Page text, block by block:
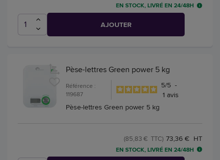
EN STOCK, LIVRÉ EN 24/48H
AJOUTER
Pèse-lettres Green power 5 kg
Référence :
119687
5/5 -
1avis
Pèse-lettres Green power 5 kg
73,36 € HT
(85,83 € TTC)
EN STOCK, LIVRÉ EN 24/48H